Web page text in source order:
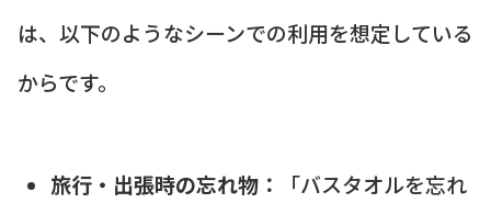
は、以下のようなシーンでの利用を想定している
からです。
旅行・出張時の忘れ物：
「バスタオルを忘れ